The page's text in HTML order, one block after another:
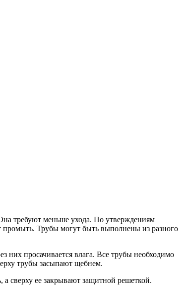
требуют меньше ухода. По утверждениям
промыть. Трубы могут быть выполнены из разного
них просачивается влага. Все трубы необходимо
трубы засыпают щебнем.
сверху ее закрывают защитной решеткой.